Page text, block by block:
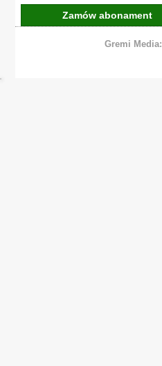
Zamów abonament
Gremi Media: